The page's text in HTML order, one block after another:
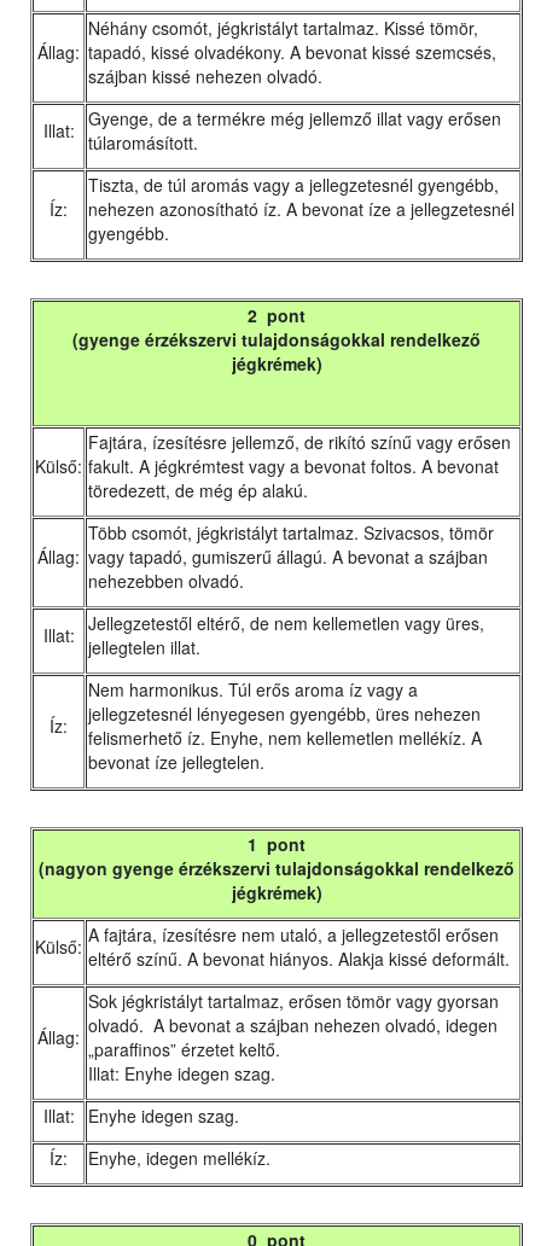
Állag:
Néhány csomót, jégkristályt tartalmaz. Kissé tömör,
tapadó, kissé olvadékony. A bevonat kissé szemcsés,
szájban kissé nehezen olvadó.
Illat: Gyenge, de a termékre még jellemző illat vagy erősen
túlaromásított.
Íz:
Tiszta, de túl aromás vagy a jellegzetesnél gyengébb,
nehezen azonosítható íz. A bevonat íze a jellegzetesnél
gyengébb.
2 pont
(gyenge érzékszervi tulajdonságokkal rendelkező
jégkrémek)
Külső:
Fajtára, ízesítésre jellemző, de rikító színű vagy erősen
fakult. A jégkrémtest vagy a bevonat foltos. A bevonat
töredezett, de még ép alakú.
Állag:
Több csomót, jégkristályt tartalmaz. Szivacsos, tömör
vagy tapadó, gumiszerű állagú. A bevonat a szájban
nehezebben olvadó.
Illat: Jellegzetestől eltérő, de nem kellemetlen vagy üres,
jellegtelen illat.
Íz:
Nem harmonikus. Túl erős aroma íz vagy a
jellegzetesnél lényegesen gyengébb, üres nehezen
felismerhető íz. Enyhe, nem kellemetlen mellékíz. A
bevonat íze jellegtelen.
1 pont
(nagyon gyenge érzékszervi tulajdonságokkal rendelkező
jégkrémek)
Külső: A fajtára, ízesítésre nem utaló, a jellegzetestől erősen
eltérő színű. A bevonat hiányos. Alakja kissé deformált.
Állag:
Sok jégkristályt tartalmaz, erősen tömör vagy gyorsan
olvadó. A bevonat a szájban nehezen olvadó, idegen
„paraffinos” érzetet keltő.
Illat: Enyhe idegen szag.
Illat:
Enyhe idegen szag.
Íz:
Enyhe, idegen mellékíz.
0 pont